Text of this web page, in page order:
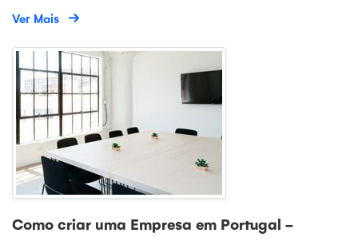
Ver Mais
Como criar uma Empresa em Portugal -